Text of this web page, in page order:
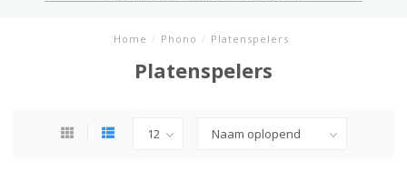
Home / Phono / Platenspelers
Platenspelers